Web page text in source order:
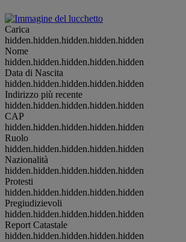
Carica
hidden.hidden.hidden.hidden.hidden
Nome
hidden.hidden.hidden.hidden.hidden
Data di Nascita
hidden.hidden.hidden.hidden.hidden
Indirizzo più recente
hidden.hidden.hidden.hidden.hidden
CAP
hidden.hidden.hidden.hidden.hidden
Ruolo
hidden.hidden.hidden.hidden.hidden
Nazionalità
hidden.hidden.hidden.hidden.hidden
Protesti
hidden.hidden.hidden.hidden.hidden
Pregiudizievoli
hidden.hidden.hidden.hidden.hidden
Report Catastale
hidden.hidden.hidden.hidden.hidden